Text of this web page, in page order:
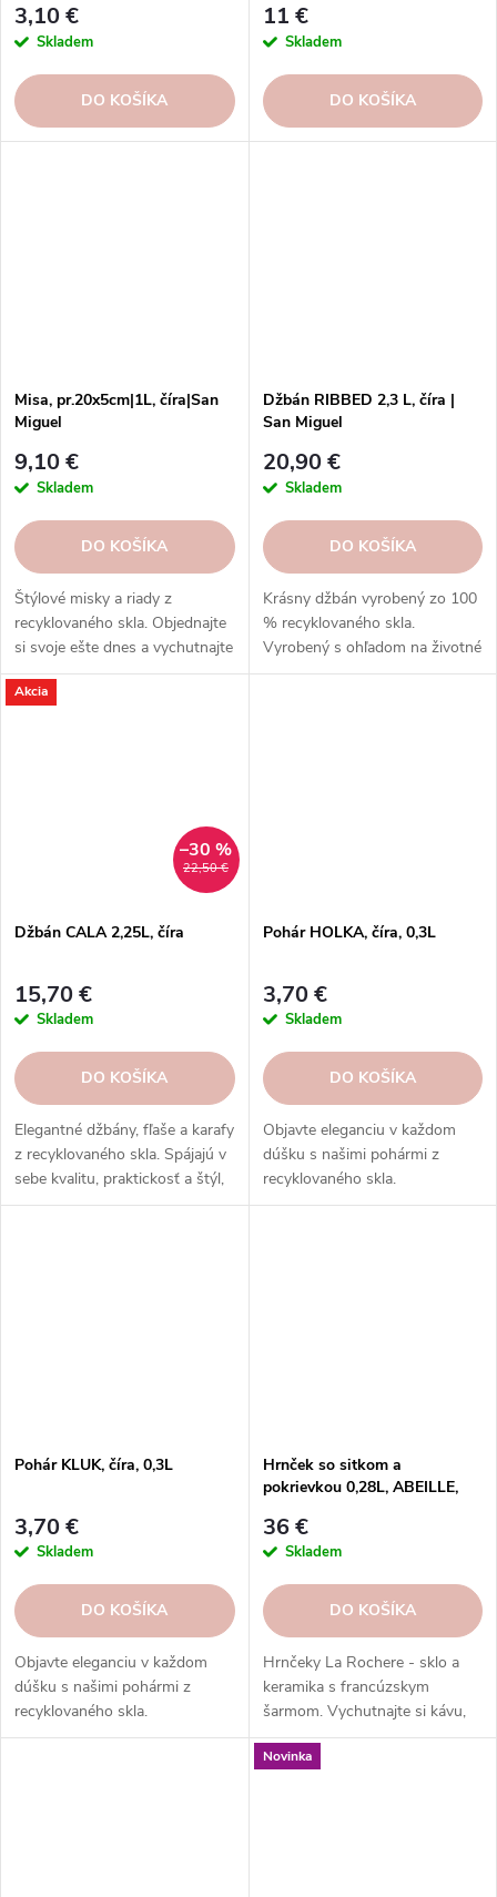
3,10 €
Skladem
DO KOŠÍKA
Miguel
11 €
Skladem
DO KOŠÍKA
Misa, pr.20x5cm|1L, číra|San
Miguel
9,10 €
Skladem
DO KOŠÍKA
Štýlové misky a riady z
recyklovaného skla. Objednajte
si svoje ešte dnes a vychutnajte
si eleganciu s ohľadom na
udržateľnosť.
Džbán RIBBED 2,3 L, číra |
San Miguel
20,90 €
Skladem
DO KOŠÍKA
Krásny džbán vyrobený zo 100
% recyklovaného skla.
Vyrobený s ohľadom na životné
prostredie a štýl vášho domova.
Akcia
22,50 €
–30 %
Džbán CALA 2,25L, číra
15,70 €
Skladem
DO KOŠÍKA
Elegantné džbány, fľaše a karafy
z recyklovaného skla. Spájajú v
sebe kvalitu, praktickosť a štýl,
aby váš interiér zažiaril.
Pohár HOLKA, číra, 0,3L
3,70 €
Skladem
DO KOŠÍKA
Objavte eleganciu v každom
dúšku s našimi pohármi z
recyklovaného skla.
Vysokokvalitný dizajn pre
Pohár KLUK, číra, 0,3L
3,70 €
Skladem
DO KOŠÍKA
Objavte eleganciu v každom
dúšku s našimi pohármi z
recyklovaného skla.
Vysokokvalitný dizajn pre
Hrnček so sitkom a
pokrievkou 0,28L, ABEILLE,
36 €
Skladem
DO KOŠÍKA
Hrnčeky La Rochere - sklo a
keramika s francúzskym
šarmom. Vychutnajte si kávu,
čaj alebo kakao v hrnčekoch z
rôznych kolekcií a s rôznymi
Novinka